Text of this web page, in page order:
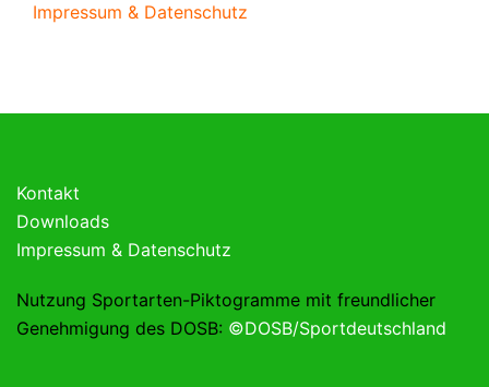
Impressum & Datenschutz
Kontakt
Downloads
Impressum & Datenschutz
Nutzung Sportarten-Piktogramme mit freundlicher
Genehmigung des DOSB: ©DOSB/Sportdeutschland